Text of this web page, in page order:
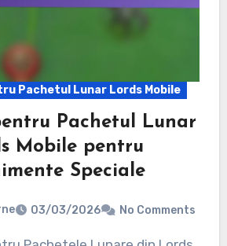
Pachetul Lunar Lords Mobile
Pachetul Lunar
Mobile pentru
Speciale
03/03/2026 No Comments